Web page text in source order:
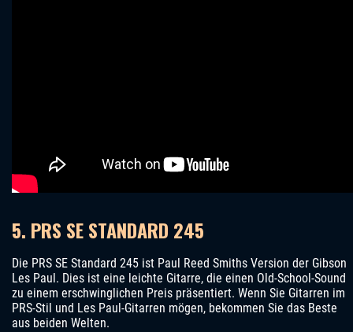
5. PRS SE STANDARD 245
Die PRS SE Standard 245 ist Paul Reed Smiths Version der Gibson
Les Paul. Dies ist eine leichte Gitarre, die einen Old-School-Sound
zu einem erschwinglichen Preis präsentiert. Wenn Sie Gitarren im
PRS-Stil und Les Paul-Gitarren mögen, bekommen Sie das Beste
aus beiden Welten.